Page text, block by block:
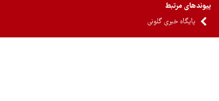
مرتبط
پایگاه خبری گلونی